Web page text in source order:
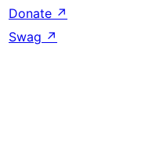
Donate ↗
Swag ↗